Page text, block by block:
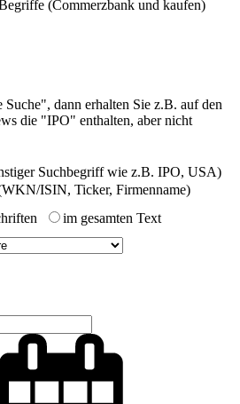
(Commerzbank und kaufen)
dann erhalten Sie z.B. auf den
die "IPO" enthalten, aber nicht
Suchbegriff wie z.B. IPO, USA)
ISIN, Ticker, Firmenname)
im gesamten Text